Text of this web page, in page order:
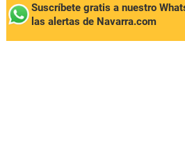
Suscríbete gratis a nuestro
las alertas de Navarra.com